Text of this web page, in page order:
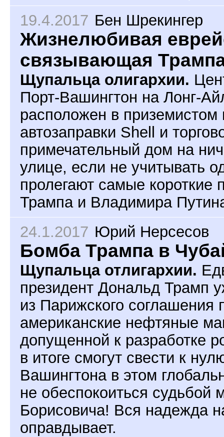
19.4.2017 Бен Шрекингер
Жизнелюбивая
связывающая
Щупальца олигархии.
Порт-Вашингтон на Лонг-
расположен в приземистом
автозаправки Shell и
примечательный дом на
улице, если не учитывать
пролегают самые
Трампа и Владимира
24.1.2017 Юрий Нерсесов
Бомба Трампа в
Щупальца отлигархии.
президент Дональд Трамп
из Парижского соглашения
американские нефтяные
допущенной к разработке
в итоге смогут свести к
Вашингтона в этом
не обеспокоиться судьбой
Борисовича! Вся надежда
оправдывает.